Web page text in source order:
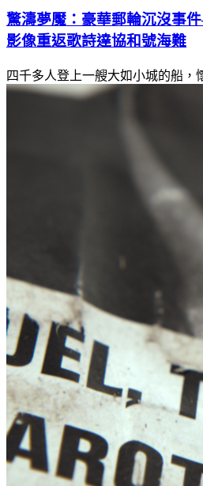
驚濤夢魘：豪華郵輪沉沒事
影像重返歌詩達協和號海難
四千多人登上一艘大如小城的船